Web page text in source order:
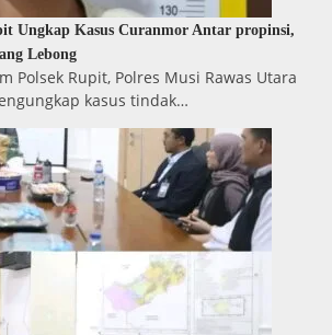
Ungkap Kasus Curanmor Antar propinsi,
Lebong
Polsek Rupit, Polres Musi Rawas Utara
kasus tindak…